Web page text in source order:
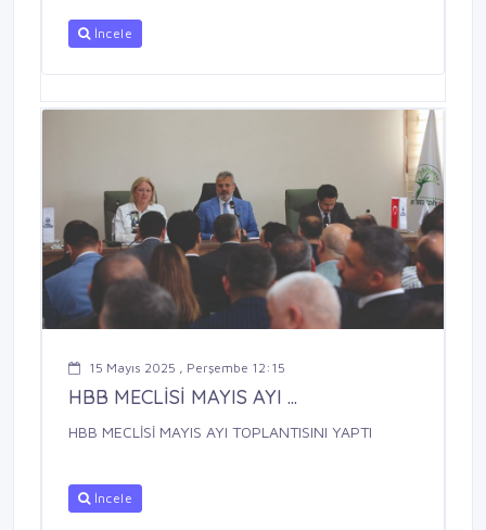
İncele
15 Mayıs 2025 , Perşembe 12:15
HBB MECLİSİ MAYIS AYI ...
HBB MECLİSİ MAYIS AYI TOPLANTISINI YAPTI
İncele